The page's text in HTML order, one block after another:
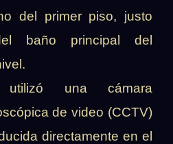
del primer piso, justo
baño principal del
una cámara
de video (CCTV)
directamente en el